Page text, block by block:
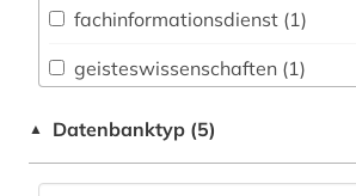
Informationswissenschaft (1)
Chemie und Pharmazie (4)
(3)
Energietechnik (2)
fachinformationsdienst (1)
geisteswissenschaften (1)
wörterbuch (1)
▲ Datenbanktyp (5)